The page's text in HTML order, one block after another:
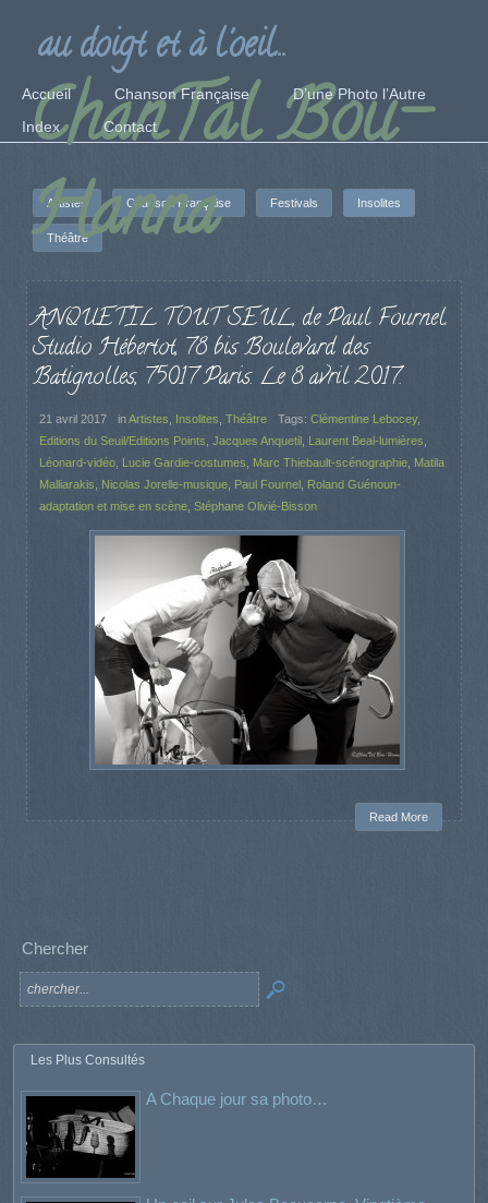
ChanTal Bou-
Hanna
au doigt et à l'oeil...
Accueil Chanson Française
D’une Photo l’Autre
Index
Contact
Artistes Chanson Française Festivals Insolites
Théâtre
ANQUETIL TOUT SEUL, de Paul Fournel.
Studio Hébertot, 78 bis Boulevard des
Batignolles, 75017 Paris. Le 8 avril 2017.
21 avril 2017 inArtistes Insolites Théâtre Tags: Clémentine Lebocey,
Editions du Seuil/Editions Points Jacques Anquetil Laurent Beal-lumières
Léonard-vidéo Lucie Gardie-costumes Marc Thiebault-scénographie Matila
Malliarakis
Nicolas Jorelle-musique Paul Fournel Roland Guénoun-
adaptation et mise en scène Stéphane Olivié-Bisson
Read More
Chercher
Les Plus Consultés
A Chaque jour sa photo…